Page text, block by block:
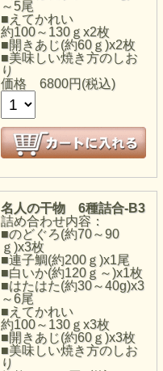
～5尾
■えてかれい
約100～130ｇx2枚
■開きあじ(約60ｇ)x2枚
■美味しい焼き方のしお
り
価格 6800円(税込)
名人の干物 6種詰合-B3
詰め合わせ内容：
■のどぐろ(約70～90
ｇ)x3枚
■連子鯛(約200ｇ)x1尾
■白いか(約120ｇ～)x1枚
■はたはた(約30～40g)x3
～6尾
■えてかれい
約100～130ｇx3枚
■開きあじ(約60ｇ)x3枚
■美味しい焼き方のしお
り